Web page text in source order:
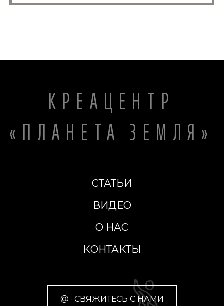
КРЕАЦЕНТР
«ПЛАНЕТА ЗЕМЛЯ»
СТАТЬИ
ВИДЕО
О НАС
КОНТАКТЫ
@ СВЯЖИТЕСЬ С НАМИ